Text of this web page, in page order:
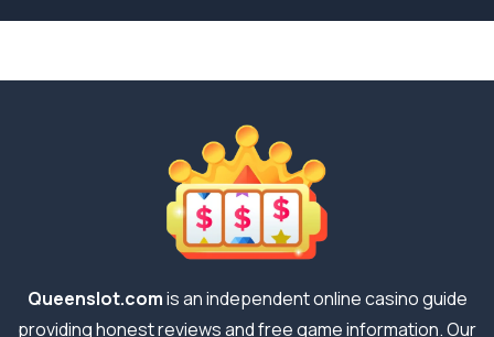
Queenslot.comis an independent online casino guide
providing honest reviews and free game information. Our